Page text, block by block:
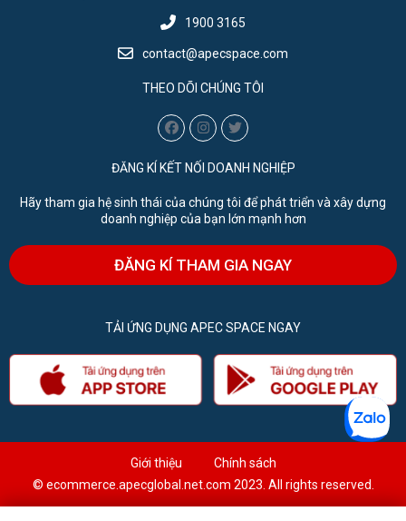
1900 3165
contact@apecspace.com
THEO DÕI CHÚNG TÔI
ĐĂNG KÍ KẾT NỐI DOANH NGHIỆP
Hãy tham gia hệ sinh thái của chúng tôi để phát triển và xây dựng
doanh nghiệp của bạn lớn mạnh hơn
ĐĂNG KÍ THAM GIA NGAY
TẢI ỨNG DỤNG APEC SPACE NGAY
Giới thiệu
Chính sách
© ecommerce.apecglobal.net.com 2023. All rights reserved.